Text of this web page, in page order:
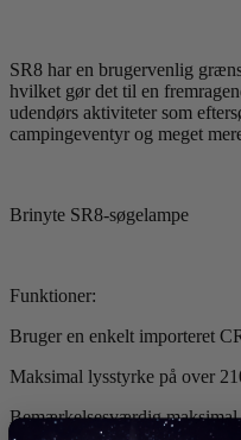
SR8 har en brugervenlig
hvilket gør det til en
udendørs aktiviteter som
campingeventyr og meget
Brinyte SR8-søgelampe
Funktioner:
Bruger en enkelt importeret
Maksimal lysstyrke på over
Bemærkelsesværdig maksimal